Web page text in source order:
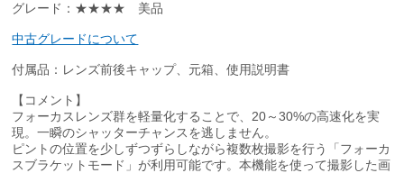
グレード：★★★★ 美品
中古グレードについて
付属品：レンズ前後キャップ、元箱、使用説明書
【コメント】
フォーカスレンズ群を軽量化することで、20～30%の高速化を実
現。一瞬のシャッターチャンスを逃しません。
ピントの位置を少しずつずらしながら複数枚撮影を行う「フォーカ
スブラケットモード」が利用可能です。本機能を使って撮影した画